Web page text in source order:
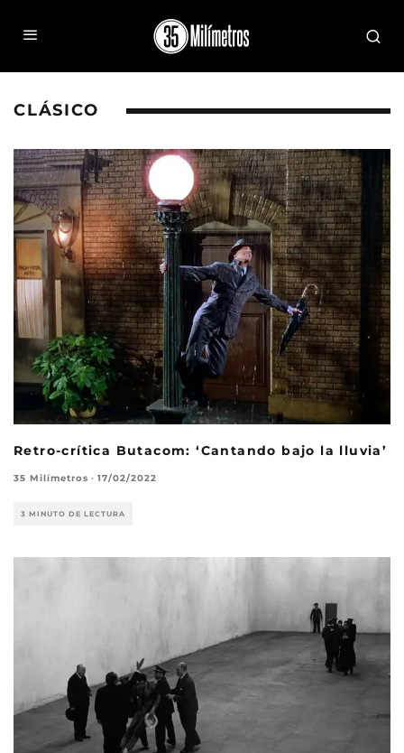
CLÁSICO
Retro-crítica Butacom: ‘Cantando bajo la lluvia’
35 Milímetros · 17/02/2022
3 MINUTO DE LECTURA